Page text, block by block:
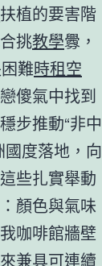
扶植的要害階
挑教學釁，
難時租空
傻氣中找到
步推動“非中
度落地，向
些扎實舉動
顏色與氣味
咖啡館牆壁
兼具可連續